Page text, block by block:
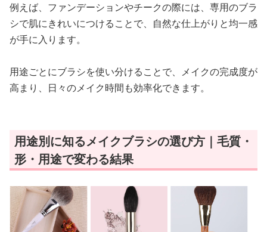
例えば、ファンデーションやチークの際には、専用のブラ
シで肌にきれいにつけることで、自然な仕上がりと均一感
が手に入ります。
用途ごとにブラシを使い分けることで、メイクの完成度が
高まり、日々のメイク時間も効率化できます。
用途別に知るメイクブラシの選び方｜毛質・
形・用途で変わる結果